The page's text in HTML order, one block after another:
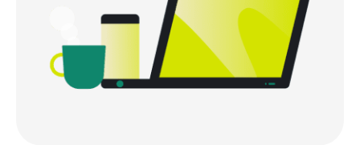
위험 부담 없이 ExpressVPN의 다중 연결을 이용해 보